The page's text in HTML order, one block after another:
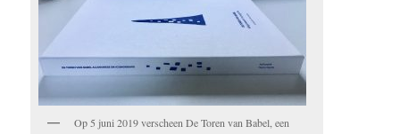
Op 5 juni 2019 verscheen De Toren van Babel, een